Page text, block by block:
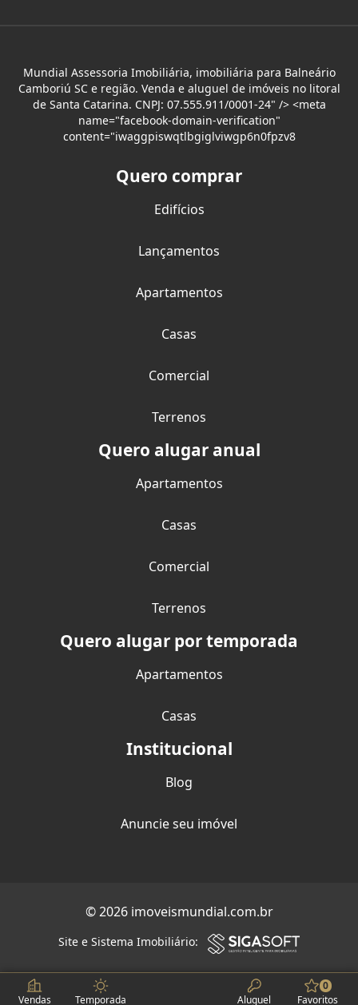
Mundial Assessoria Imobiliária, imobiliária para Balneário
Camboriú SC e região. Venda e aluguel de imóveis no litoral
de Santa Catarina. CNPJ: 07.555.911/0001-24" /> <meta
name="facebook-domain-verification"
content="iwaggpiswqtlbgiglviwgp6n0fpzv8
Quero comprar
Edifícios
Lançamentos
Apartamentos
Casas
Comercial
Terrenos
Quero alugar anual
Apartamentos
Casas
Comercial
Terrenos
Quero alugar por temporada
Apartamentos
Casas
Institucional
Blog
Anuncie seu imóvel
© 2026 imoveismundial.com.br
Site e Sistema Imobiliário:
Vendas Temporada Aluguel
0
Favoritos